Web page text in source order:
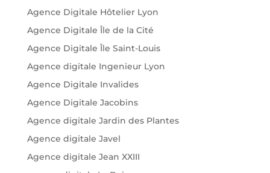
Agence Digitale Hôtelier Lyon
Agence Digitale Île de la Cité
Agence Digitale Île Saint-Louis
Agence digitale Ingenieur Lyon
Agence Digitale Invalides
Agence Digitale Jacobins
Agence digitale Jardin des Plantes
Agence digitale Javel
Agence digitale Jean XXIII